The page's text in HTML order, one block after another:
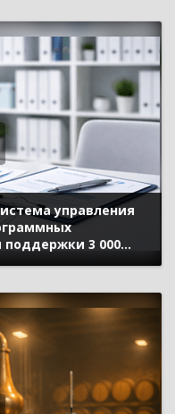
управления
поддержки 3 000
«Центр